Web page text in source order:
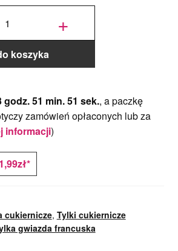
+
koszyka
godz. 51 min. 50 sek., a paczkę
zamówień opłaconych lub za
informacji)
cukiernicze, Tylki cukiernicze
gwiazda francuska